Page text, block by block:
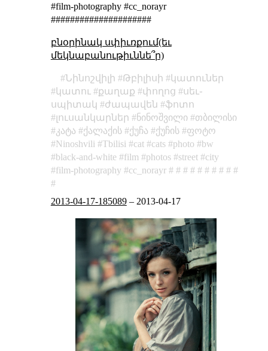
#film-photography #cc_norayr
#####################
բնօրինակ սփիւռքում(եւ
մեկնաբանութիւննե՞ր)
Նինոշվիլի Թբիլիսի
կատուներ
կատու
քաղաք փողոց
սեւ֊
սպիտակ
ժապավեն
ֆոտո
լուսանկարներ
ნინოშვილი
თბილისი
კატა
ქალაქის ქუჩა ქუჩის
ფოტო
Ninoshvili
Tbilisi cat cats photo
bw
black-and-white
film photos street
city
film-photography
cc_norayr
2013-04-17-185089– 2013-04-17